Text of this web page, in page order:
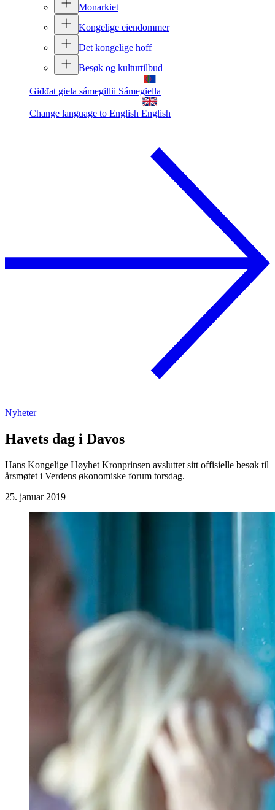
Monarkiet
Kongelige eiendommer
Det kongelige hoff
Besøk og kulturtilbud
Giđđat giela sámegillii Sámegiella
Change language to English English
Nyheter
Havets dag i Davos
Hans Kongelige Høyhet Kronprinsen avsluttet sitt offisielle besøk til
årsmøtet i Verdens økonomiske forum torsdag.
25. januar 2019